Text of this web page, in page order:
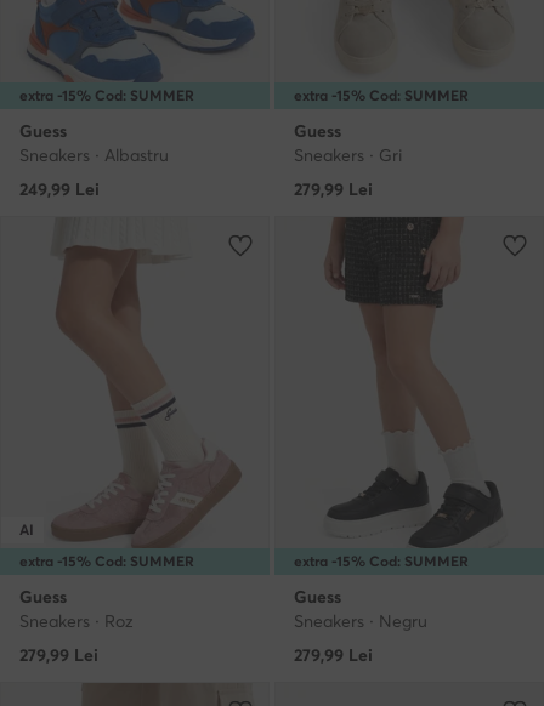
extra -15% Cod: SUMMER
Guess
Sneakers · Albastru
249,99 Lei
extra -15% Cod: SUMMER
Guess
Sneakers · Gri
279,99 Lei
extra -15% Cod: SUMMER
AI
Guess
Sneakers · Roz
279,99 Lei
extra -15% Cod: SUMMER
Guess
Sneakers · Negru
279,99 Lei